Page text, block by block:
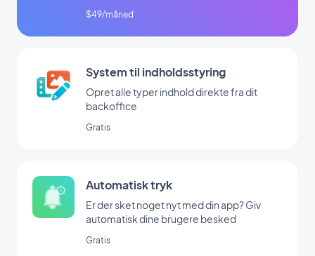
$49/måned
System til indholdsstyring
Opret alle typer indhold direkte fra dit
backoffice
Gratis
Automatisk tryk
Er der sket noget nyt med din app? Giv
automatisk dine brugere besked
Gratis